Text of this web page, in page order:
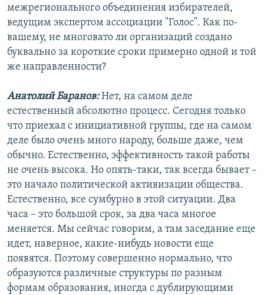
межрегионального объединения избирателей,
ведущим экспертом ассоциации "Голос". Как по-
вашему, не многовато ли организаций создано
буквально за короткие сроки примерно одной и той
же направленности?
Анатолий Баранов:Нет, на самом деле
естественный абсолютно процесс. Сегодня только
что приехал с инициативной группы, где на самом
деле было очень много народу, больше даже, чем
обычно. Естественно, эффективность такой работы
не очень высока. Но опять-таки, так всегда бывает –
это начало политической активизации общества.
Естественно, все сумбурно в этой ситуации. Два
часа – это большой срок, за два часа многое
меняется. Мы сейчас говорим, а там заседание еще
идет, наверное, какие-нибудь новости еще
появятся. Поэтому совершенно нормально, что
образуются различные структуры по разным
формам образования, иногда с дублирующими